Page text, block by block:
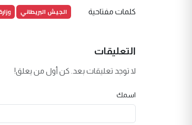
كلمات مفتاحية الجيش البريطاني
التعليقات
لا توجد تعليقات بعد. كن أول من يعلق!
اسمك